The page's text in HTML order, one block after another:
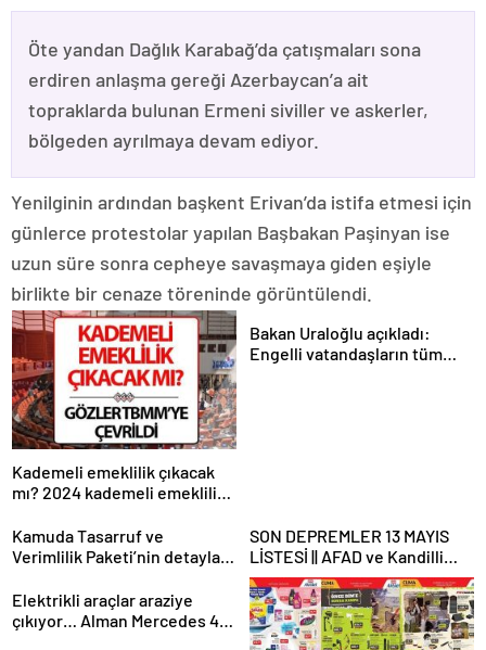
Öte yandan Dağlık Karabağ’da çatışmaları sona
erdiren anlaşma gereği Azerbaycan’a ait
topraklarda bulunan Ermeni siviller ve askerler,
bölgeden ayrılmaya devam ediyor.
Yenilginin ardından başkent Erivan’da istifa etmesi için
günlerce protestolar yapılan Başbakan Paşinyan ise
uzun süre sonra cepheye savaşmaya giden eşiyle
birlikte bir cenaze töreninde görüntülendi.
Kademeli emeklilik çıkacak
mı? 2024 kademeli emeklilik
gelişmeleri
Bakan Uraloğlu açıkladı:
Engelli vatandaşların tüm
Kamuda Tasarruf ve
Verimlilik Paketi’nin detayları
SON DEPREMLER 13 MAYIS
LİSTESİ || AFAD ve Kandilli
son dakika depremler
tablosu: Erzincan, Antalya ve
Denizli depremle sallandı! Az
önce deprem mi oldu?
Elektrikli araçlar araziye
çıkıyor… Alman Mercedes 45